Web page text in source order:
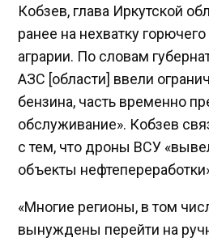
Кобзев, глава Иркутской
ранее на нехватку горючего
аграрии. По словам
АЗС [области] ввели
бензина, часть временно
обслуживание». Кобзев
с тем, что дроны ВСУ
объекты
«Многие регионы, в том
вынуждены перейти на